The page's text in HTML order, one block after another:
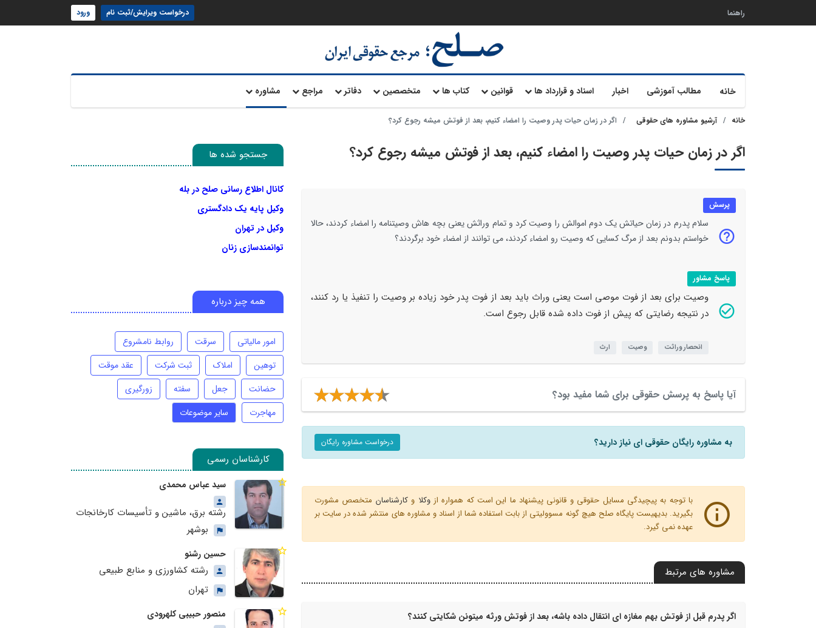
راهنما درخواست ویرایش/ثبت نام ورود
خانه مطالب آموزشی اخبار اسناد و قرارداد ها قوانین کتاب ها متخصصین دفاتر مراجع مشاوره
خانه آرشیو مشاوره های حقوقی اگر در زمان حیات پدر وصیت را امضاء کنیم، بعد از فوتش میشه رجوع کرد؟
اگر در زمان حیات پدر وصیت را امضاء کنیم، بعد از فوتش میشه رجوع کرد؟
پرسش
سلام پدرم در زمان حیاتش یک دوم اموالش را وصیت کرد و تمام وراثش یعنی بچه هاش وصیتنامه را امضاء کردند، حالا
خواستم بدونم بعد از مرگ کسایی که وصیت رو امضاء کردند، می توانند از امضاء خود برگردند؟
پاسخ مشاور
وصیت برای بعد از فوت موصی است یعنی وراث باید بعد از فوت پدر خود زیاده بر وصیت را تنفیذ یا رد کنند،
در نتیجه رضایتی که پیش از فوت داده شده قابل رجوع است.
انحصار وراثت وصیت ارث
آیا پاسخ به پرسش حقوقی برای شما مفید بود؟
به مشاوره رایگان حقوقی ای نیاز دارید؟ درخواست مشاوره رایگان
با توجه به پیچیدگی مسایل حقوقی و قانونی پیشنهاد ما این است که همواره ازوکلا وکارشناسان متخصص مشورت
بگیرید. بدیهیست پایگاه صلح هیچ گونه مسوولیتی از بابت استفاده شما از اسناد و مشاوره های منتشر شده در سایت بر
عهده نمی گیرد.
مشاوره های مرتبط
اگر پدرم قبل از فوتش بهم مغازه ای انتقال داده باشه، بعد از فوتش ورثه میتونن شکایتی کنند؟
جستجو شده ها
کانال اطلاع رسانی صلح در بله
وکیل پایه یک دادگستری
وکیل در تهران
توانمندسازی زنان
همه چیز درباره
امور مالیاتی سرقت
روابط نامشروع
توهین
املاک ثبت شرکت
عقد موقت
حضانت
جعل سفته
زورگیری
مهاجرت
سایر موضوعات
کارشناسان رسمی
سید عباس محمدی
رشته برق، ماشین و تأسیسات کارخانجات
بوشهر
حسین رشنو
رشته کشاورزی و منابع طبیعی
تهران
منصور حبیبی کلهرودی